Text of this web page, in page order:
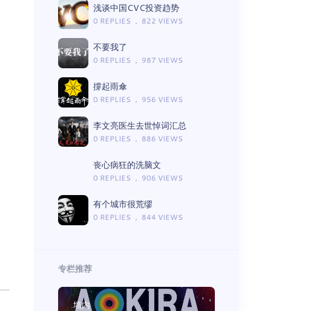
浅谈中国CVC投资趋势
0 REPLIES ， 822 VIEWS
不要我了
0 REPLIES ， 987 VIEWS
撐起雨傘
0 REPLIES ， 956 VIEWS
李文亮医生去世悼词汇总
0 REPLIES ， 886 VIEWS
丧心病狂的洗脑文
0 REPLIES ， 906 VIEWS
有个城市很荒缪
0 REPLIES ， 844 VIEWS
专栏推荐
墙内